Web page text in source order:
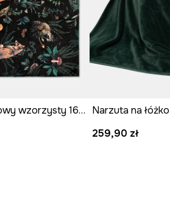
Koc polarowy wzorzysty 160 x 220 cm
259,90 zł